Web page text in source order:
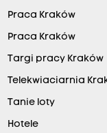
Praca Kraków
Praca Kraków
Targi pracy Kraków
Telekwiaciarnia
Tanie loty
Hotele